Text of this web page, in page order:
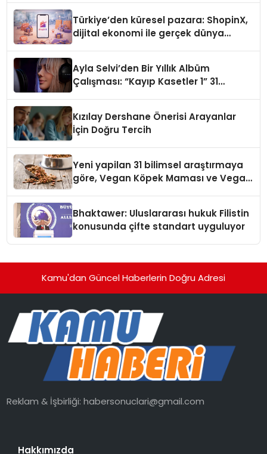
Türkiye’den küresel pazara: ShopinX,
dijital ekonomi ile gerçek dünya
Ayla Selvi’den Bir Yıllık Albüm
Çalışması: “Kayıp Kasetler 1” 31
Kızılay Dershane Önerisi Arayanlar
İçin Doğru Tercih
Yeni yapilan 31 bilimsel araştırmaya
göre, Vegan Köpek Maması ve Vegan
Bhaktawer: Uluslararası hukuk Filistin
konusunda çifte standart uyguluyor
Kamu'dan Güncel Haberlerin Doğru Adresi
Reklam & İşbirliği:habersonuclari@gmail.com
Hakkımızda